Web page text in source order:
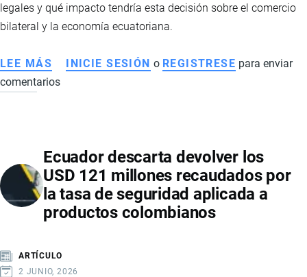
legales y qué impacto tendría esta decisión sobre el comercio
bilateral y la economía ecuatoriana.
LEE MÁS SOBRE
LA
DECLARADA
ILEGAL
POR
LA
LA
INICIE SESIÓN o REGISTRESE para enviar
comentarios
Ecuador descarta devolver los
USD 121 millones recaudados por
la tasa de seguridad aplicada a
productos colombianos
ARTÍCULO
2 JUNIO, 2026